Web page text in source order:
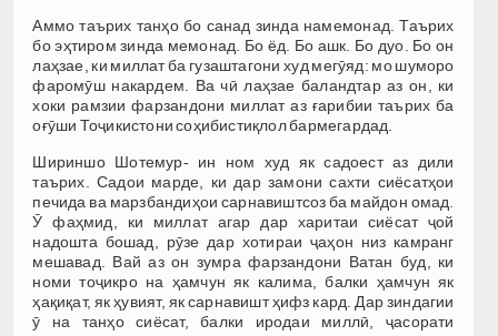
Аммо таърих танҳо бо санад зинда намемонад. Таърих
бо эҳтиром зинда мемонад. Бо ёд. Бо ашк. Бо дуо. Бо он
лаҳзае, ки миллат ба гузаштагони худ мегӯяд: мо шуморо
фаромӯш накардем. Ва чӣ лаҳзае баландтар аз он, ки
хоки рамзии фарзандони миллат аз ғарибии таърих ба
оғӯши Тоҷикистони соҳибистиқлол бармегардад.
Шириншо Шотемур- ин ном худ як садоест аз дили
таърих. Садои марде, ки дар замони сахти сиёсатҳои
печида ва марзбандиҳои сарнавиштсоз ба майдон омад.
Ӯ фаҳмид, ки миллат агар дар харитаи сиёсат ҷой
надошта бошад, рӯзе дар хотираи ҷаҳон низ камранг
мешавад. Вай аз он зумра фарзандони Ватан буд, ки
номи тоҷикро на ҳамчун як калима, балки ҳамчун як
ҳақиқат, як ҳувият, як сарнавишт ҳифз кард. Дар зиндагии
ӯ на танҳо сиёсат, балки иродаи миллӣ, ҷасорати